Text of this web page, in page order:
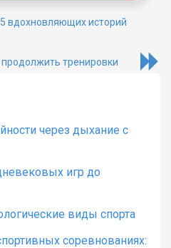
вдохновляющих историй
тренировки
через дыхание с
игр до
виды спорта
соревнованиях: